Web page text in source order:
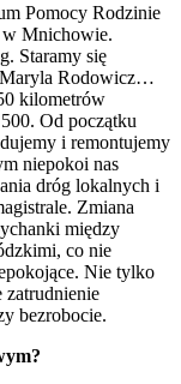
Pomocy Rodzinie
w Mnichowie.
Staramy się
Maryla Rodowicz…
kilometrów
Od początku
i remontujemy
niepokoi nas
dróg lokalnych i
Zmiana
między
co nie
Nie tylko
zatrudnienie
bezrobocie.